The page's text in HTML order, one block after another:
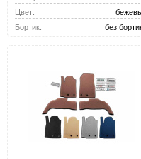
Цвет:
Бортик:
без